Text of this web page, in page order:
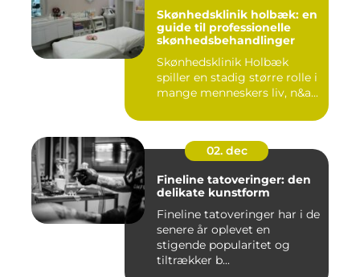
Skønhedsklinik holbæk: en
guide til professionelle
skønhedsbehandlinger
Skønhedsklinik Holbæk
spiller en stadig større rolle i
mange menneskers liv, n&a...
02. dec
Fineline tatoveringer: den
delikate kunstform
Fineline tatoveringer har i de
senere år oplevet en
stigende popularitet og
tiltrækker b...